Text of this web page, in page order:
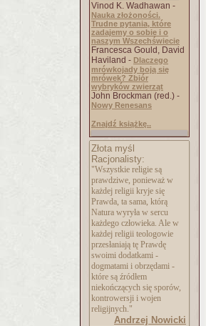
Vinod K. Wadhawan -
Nauka złożoności.
Trudne pytania, które
zadajemy o sobie i o
naszym Wszechświecie
Francesca Gould, David
Haviland - Dlaczego
mrówkojady boją się
mrówek? Zbiór
wybryków zwierząt
John Brockman (red.) -
Nowy Renesans
Znajdź książkę..
Złota myśl
Racjonalisty:
"Wszystkie religie są
prawdziwe, ponieważ w
każdej religii kryje się
Prawda, ta sama, którą
Natura wyryła w sercu
każdego człowieka. Ale w
każdej religii teologowie
przesłaniają tę Prawdę
swoimi dodatkami -
dogmatami i obrzędami -
które są źródłem
niekończących się sporów,
kontrowersji i wojen
religijnych."
Andrzej Nowicki